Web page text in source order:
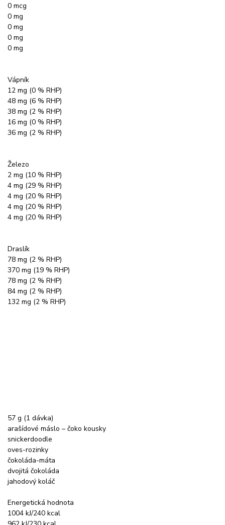
0 mcg
0 mg
0 mg
0 mg
0 mg
Vápník
12 mg (0 % RHP)
48 mg (6 % RHP)
38 mg (2 % RHP)
16 mg (0 % RHP)
36 mg (2 % RHP)
Železo
2 mg (10 % RHP)
4 mg (29 % RHP)
4 mg (20 % RHP)
4 mg (20 % RHP)
4 mg (20 % RHP)
Draslík
78 mg (2 % RHP)
370 mg (19 % RHP)
78 mg (2 % RHP)
84 mg (2 % RHP)
132 mg (2 % RHP)
57 g (1 dávka)
arašídové máslo – čoko kousky
snickerdoodle
oves-rozinky
čokoláda-máta
dvojitá čokoláda
jahodový koláč
Energetická hodnota
1004 kJ/240 kcal